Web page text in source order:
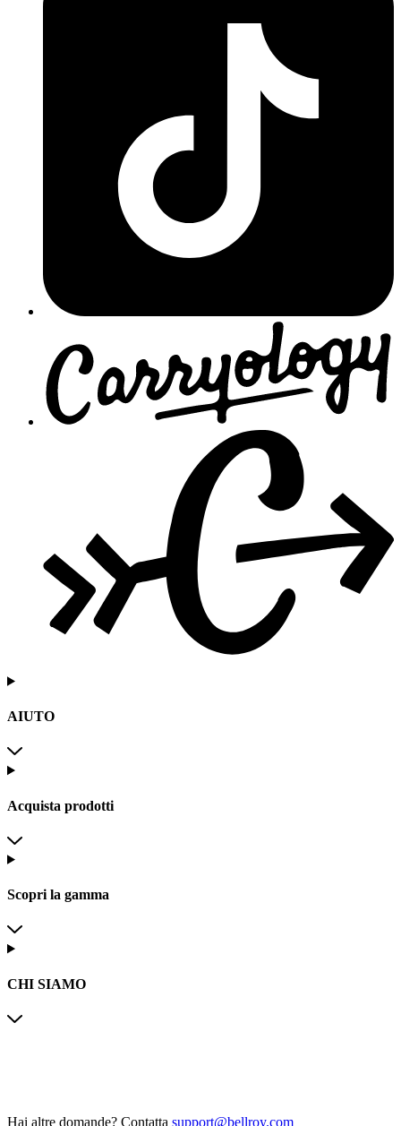
AIUTO
Acquista prodotti
Scopri la gamma
CHI SIAMO
Hai altre domande? Contatta support@bellroy.com